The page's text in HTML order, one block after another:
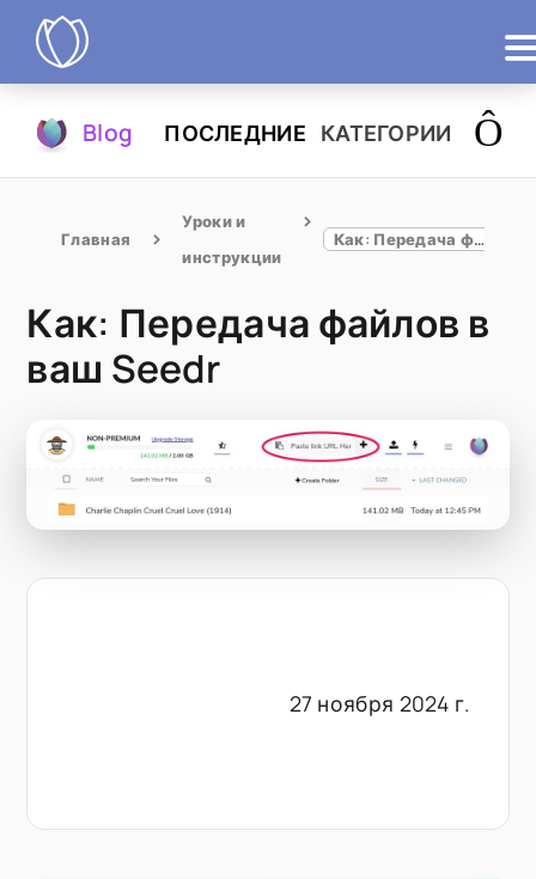
Попробовать
Blog ПОСЛЕДНИЕ КАТЕГОРИИ
Главная
Уроки и
инструкции
Как: Передача файлов в ваш Seedr
Как: Передача файлов в
ваш Seedr
27 ноября 2024 г.